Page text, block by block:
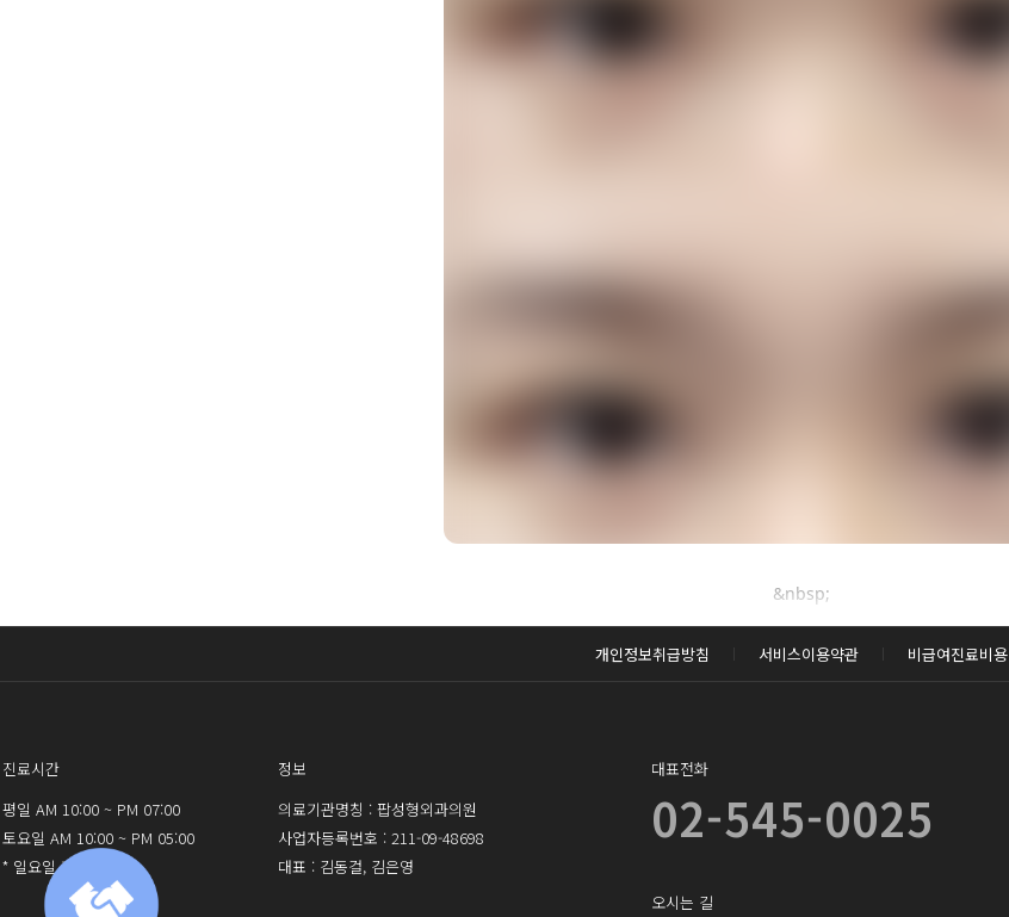
로그인 후 확인하실 수 있습니다.
&nbsp;
개인정보취급방침 서비스이용약관 비급여진료비용
진료시간
평일 AM 10:00 ~ PM 07:00
토요일 AM 10:00 ~ PM 05:00
* 일요일 휴진
정보
의료기관명칭 : 팝성형외과의원
사업자등록번호 : 211-09-48698
대표 : 김동걸, 김은영
대표전화
02-545-0025
오시는 길